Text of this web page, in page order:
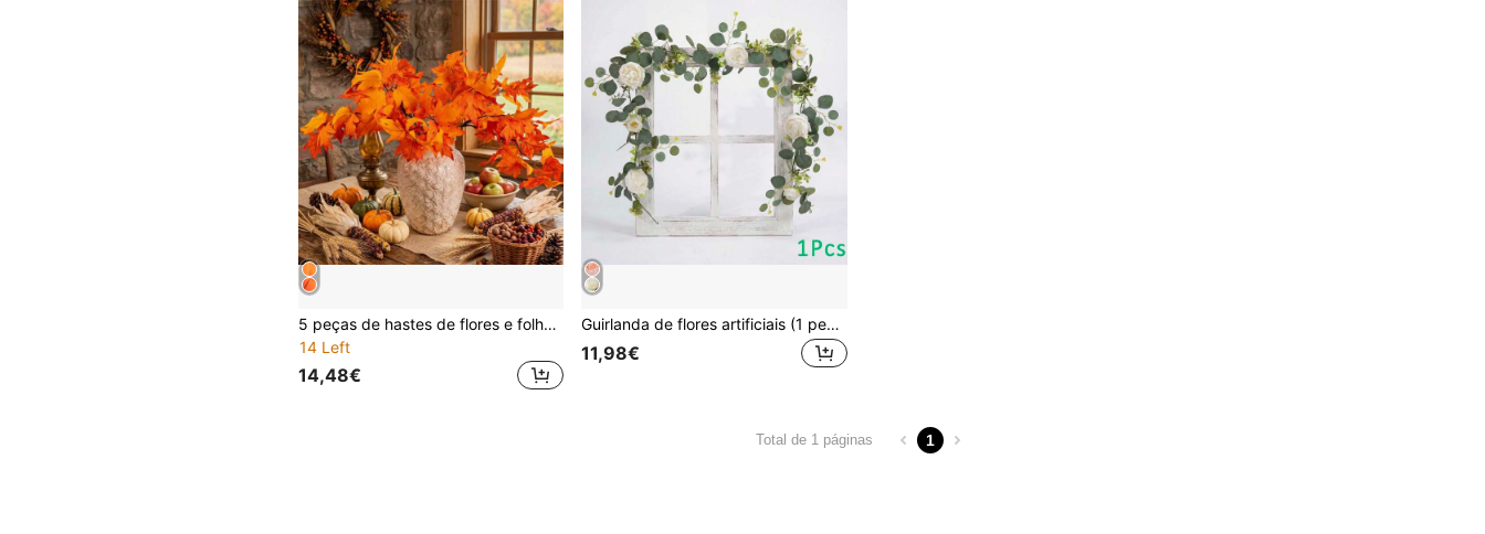
5 peças de hastes de flores e folhas de outono, ramos artificiais de folha de ácer laranja, hastes florais falsas de outono para arranjos em vaso, decoração para casa, estilo country americano, centro de mesa para o Dia de Ação de Graças, decoração para lareira e Halloween
14 Left
14,48€
Guirlanda de flores artificiais (1 peça), guirlanda floral de eucalipto da primavera com trepadeira de peônias e rosas vintage e folhas verdes, decoração de parede, decoração de arco de casamento, decoração de festa.
11,98€
Total de 1 páginas 1